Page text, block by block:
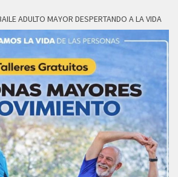
ADULTO MAYOR DESPERTANDO A LA VIDA